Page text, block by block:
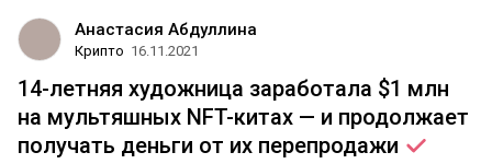
Анастасия Абдуллина
Крипто 16.11.2021
14-летняя художница заработала $1 млн
на мультяшных NFT-китах — и продолжает
получать деньги от их перепродажи